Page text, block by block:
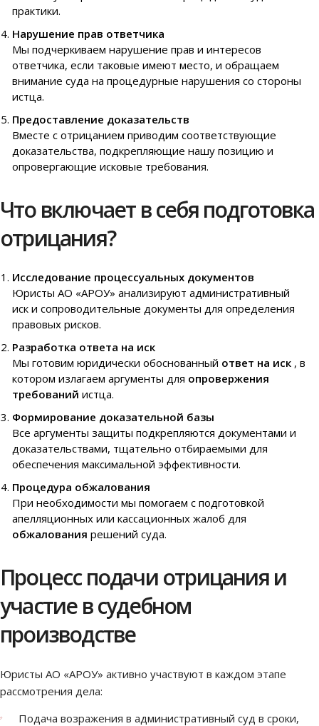
практики.
Нарушение прав ответчика
Мы подчеркиваем нарушение прав и интересов
ответчика, если таковые имеют место, и обращаем
внимание суда на процедурные нарушения со стороны
истца.
Предоставление доказательств
Вместе с отрицанием приводим соответствующие
доказательства, подкрепляющие нашу позицию и
опровергающие исковые требования.
Что включает в себя подготовка
отрицания?
Исследование процессуальных документов
Юристы АО «АРОУ» анализируют административный
иск и сопроводительные документы для определения
правовых рисков.
Разработка ответа на иск
Мы готовим юридически обоснованный ответ на иск , в
котором излагаем аргументы для опровержения
требований истца.
Формирование доказательной базы
Все аргументы защиты подкрепляются документами и
доказательствами, тщательно отбираемыми для
обеспечения максимальной эффективности.
Процедура обжалования
При необходимости мы помогаем с подготовкой
апелляционных или кассационных жалоб для
обжалования решений суда.
Процесс подачи отрицания и
участие в судебном
производстве
Юристы АО «АРОУ» активно участвуют в каждом этапе
рассмотрения дела:
Подача возражения в административный суд в сроки,